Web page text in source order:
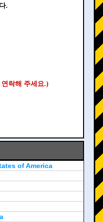
.
락해 주세요.)
of America